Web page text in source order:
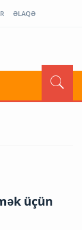
ƏLAQƏ
üçün